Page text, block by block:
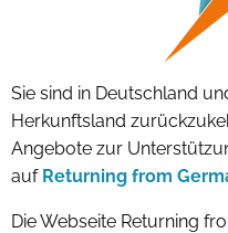
Sie sind in Deutschland
Herkunftsland
Angebote zur
auf Returning from
Die Webseite Returning